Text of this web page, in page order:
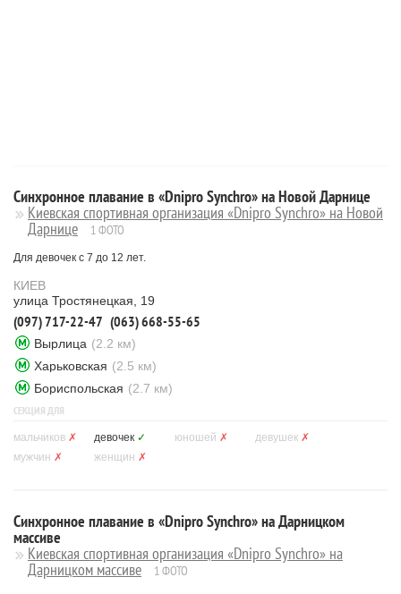
Синхронное плавание в «Dnipro Synchro» на Новой Дарнице
Киевская спортивная организация «Dnipro Synchro» на Новой
Дарнице 1 ФОТО
Для девочек с 7 до 12 лет.
КИЕВ
улица Тростянецкая, 19
(097) 717-22-47 (063) 668-55-65
Вырлица (2.2 км)
Харьковская (2.5 км)
Бориспольская (2.7 км)
СЕКЦИЯ ДЛЯ
мальчиков ✗ девочек ✓ юношей ✗ девушек ✗
мужчин ✗ женщин ✗
Синхронное плавание в «Dnipro Synchro» на Дарницком
массиве
Киевская спортивная организация «Dnipro Synchro» на
Дарницком массиве 1 ФОТО